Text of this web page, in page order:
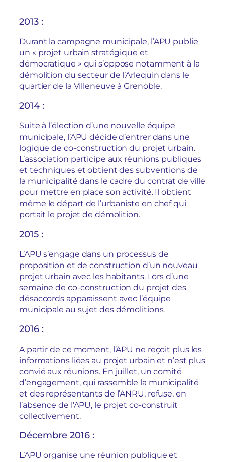
2013 :
Durant la campagne municipale, l’APU publie
un « projet urbain stratégique et
démocratique » qui s’oppose notamment à la
démolition du secteur de l’Arlequin dans le
quartier de la Villeneuve à Grenoble.
2014 :
Suite à l’élection d’une nouvelle équipe
municipale, l’APU décide d’entrer dans une
logique de co-construction du projet urbain.
L’association participe aux réunions publiques
et techniques et obtient des subventions de
la municipalité dans le cadre du contrat de ville
pour mettre en place son activité. Il obtient
même le départ de l’urbaniste en chef qui
portait le projet de démolition.
2015 :
L’APU s’engage dans un processus de
proposition et de construction d’un nouveau
projet urbain avec les habitants. Lors d’une
semaine de co-construction du projet des
désaccords apparaissent avec l’équipe
municipale au sujet des démolitions.
2016 :
A partir de ce moment, l’APU ne reçoit plus les
informations liées au projet urbain et n’est plus
convié aux réunions. En juillet, un comité
d’engagement, qui rassemble la municipalité
et des représentants de l’ANRU, refuse, en
l’absence de l’APU, le projet co-construit
collectivement.
Décembre 2016 :
L’APU organise une réunion publique et